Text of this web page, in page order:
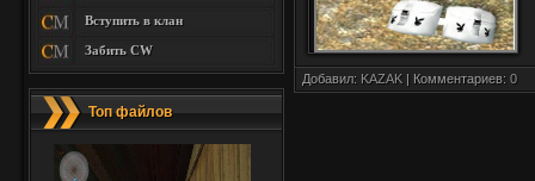
Вступить в клан
Забить CW
Топ файлов
Добавил: KAZAK | Комментариев: 0